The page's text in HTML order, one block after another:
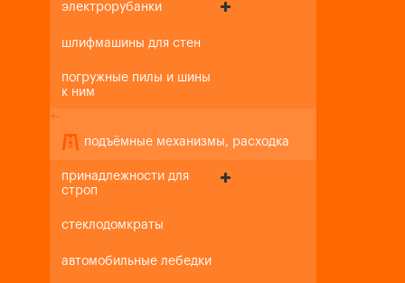
электрорубанки
шлифмашины для стен
погружные пилы и шины
к ним
+-
подъёмные механизмы, расходка
принадлежности для
строп
стеклодомкраты
автомобильные лебедки